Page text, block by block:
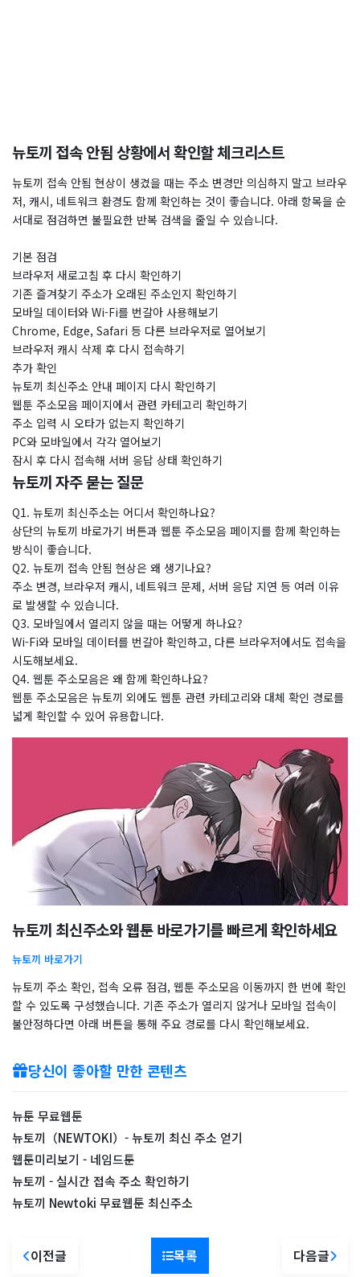
뉴토끼 접속 안됨 상황에서 확인할 체크리스트
뉴토끼 접속 안됨 현상이 생겼을 때는 주소 변경만 의심하지 말고 브라우
저, 캐시, 네트워크 환경도 함께 확인하는 것이 좋습니다. 아래 항목을 순
서대로 점검하면 불필요한 반복 검색을 줄일 수 있습니다.
기본 점검
브라우저 새로고침 후 다시 확인하기
기존 즐겨찾기 주소가 오래된 주소인지 확인하기
모바일 데이터와 Wi-Fi를 번갈아 사용해보기
Chrome, Edge, Safari 등 다른 브라우저로 열어보기
브라우저 캐시 삭제 후 다시 접속하기
추가 확인
뉴토끼 최신주소 안내 페이지 다시 확인하기
웹툰 주소모음 페이지에서 관련 카테고리 확인하기
주소 입력 시 오타가 없는지 확인하기
PC와 모바일에서 각각 열어보기
잠시 후 다시 접속해 서버 응답 상태 확인하기
뉴토끼 자주 묻는 질문
Q1. 뉴토끼 최신주소는 어디서 확인하나요?
상단의 뉴토끼 바로가기 버튼과 웹툰 주소모음 페이지를 함께 확인하는
방식이 좋습니다.
Q2. 뉴토끼 접속 안됨 현상은 왜 생기나요?
주소 변경, 브라우저 캐시, 네트워크 문제, 서버 응답 지연 등 여러 이유
로 발생할 수 있습니다.
Q3. 모바일에서 열리지 않을 때는 어떻게 하나요?
Wi-Fi와 모바일 데이터를 번갈아 확인하고, 다른 브라우저에서도 접속을
시도해보세요.
Q4. 웹툰 주소모음은 왜 함께 확인하나요?
웹툰 주소모음은 뉴토끼 외에도 웹툰 관련 카테고리와 대체 확인 경로를
넓게 확인할 수 있어 유용합니다.
뉴토끼 최신주소와 웹툰 바로가기를 빠르게 확인하세요
뉴토끼 바로가기
뉴토끼 주소 확인, 접속 오류 점검, 웹툰 주소모음 이동까지 한 번에 확인
할 수 있도록 구성했습니다. 기존 주소가 열리지 않거나 모바일 접속이
불안정하다면 아래 버튼을 통해 주요 경로를 다시 확인해보세요.
당신이 좋아할 만한 콘텐츠
뉴툰 무료웹툰
뉴토끼（NEWTOKI）- 뉴토끼 최신 주소 얻기
웹툰미리보기 - 네임드툰
뉴토끼 - 실시간 접속 주소 확인하기
뉴토끼 Newtoki 무료웹툰 최신주소
이전글 목록 다음글